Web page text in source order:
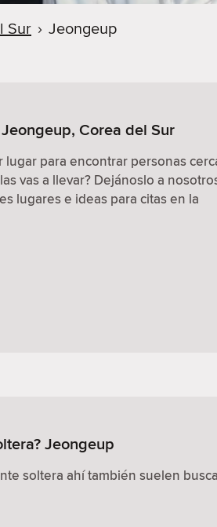
Sur › Jeongeup
Corea del Sur
lugar para encontrar personas
vas a llevar? Dejánoslo a
lugares e ideas para citas en la
Jeongeup
soltera ahí también suelen